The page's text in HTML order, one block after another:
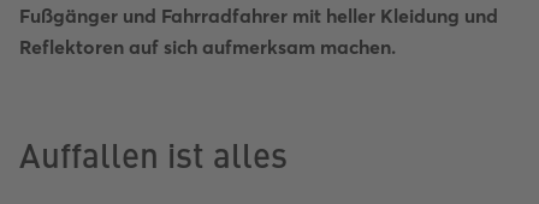
Fußgänger und Fahrradfahrer mit heller Kleidung und
Reflektoren auf sich aufmerksam machen.
Auffallen ist alles